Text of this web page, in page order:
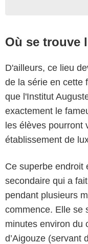
Où se trouve
D'ailleurs, ce lieu
de la série en cette
que l'Institut
exactement le
les élèves pourront
établissement de
Ce superbe endroit
secondaire qui a
pendant plusieurs
commence. Elle se
minutes environ du
d’Aigouze (servant